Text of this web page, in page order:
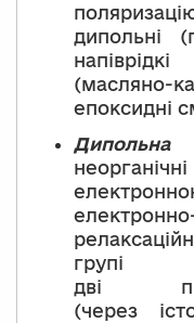
дипольні
(масляно-
епоксидні
Дипольна
дві
(через